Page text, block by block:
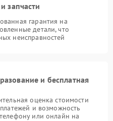
запчасти
гарантия на
детали, что
неисправностей
и бесплатная
оценка стоимости
и возможность
или онлайн на